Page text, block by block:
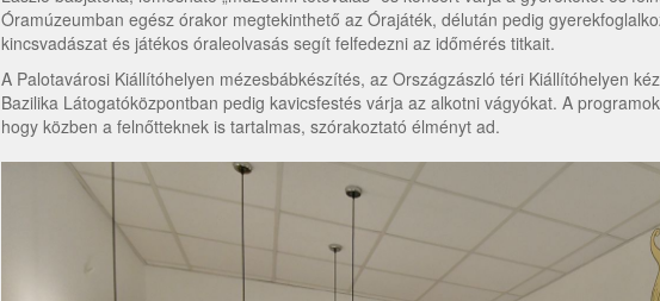
Óramúzeumban egész órakor megtekinthető az Órajáték, délután pedig
kincsvadászat és játékos óraleolvasás segít felfedezni az időmérés titkait.
A Palotavárosi Kiállítóhelyen mézesbábkészítés, az Országzászló téri Kiállítóhelyen
Bazilika Látogatóközpontban pedig kavicsfestés várja az alkotni vágyókat. A
hogy közben a felnőtteknek is tartalmas, szórakoztató élményt ad.